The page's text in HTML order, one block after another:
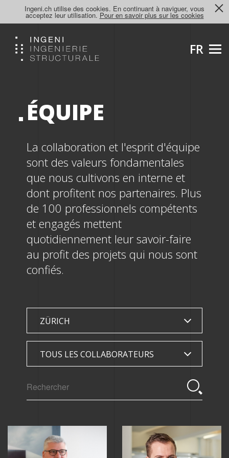
Ingeni.ch utilise des cookies. En continuant à naviguer, vous
acceptez leur utilisation. Pour en savoir plus sur les cookies
FR
ÉQUIPE
La collaboration et l'esprit d'équipe
sont des valeurs fondamentales
que nous cultivons en interne et
dont profitent nos partenaires. Plus
de 100 professionnels compétents
et engagés mettent
quotidiennement leur savoir-faire
au profit des projets qui nous sont
confiés.
ZÜRICH
TOUS LES COLLABORATEURS
Genève
Apprenti
Abdi
Lausanne
Genève,
Zürich,
Bussard
Lausanne,